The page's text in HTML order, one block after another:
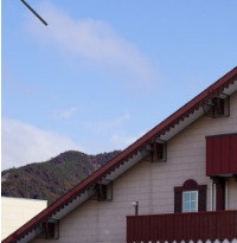
８．【珈琲】自家
「meguri coffee
日光の観光は、日